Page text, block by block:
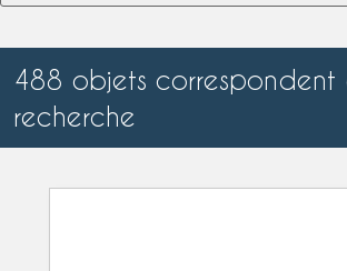
488 objets correspondent
recherche